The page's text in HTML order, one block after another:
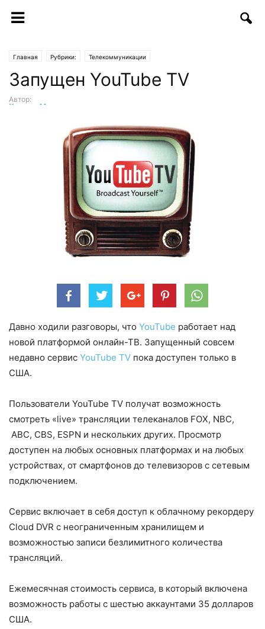
Главная Рубрики: Телекоммуникации
Запущен YouTube TV
Автор:
Хумоюн Мукимов
Давно ходили разговоры, что YouTube работает над
новой платформой онлайн-ТВ. Запущенный совсем
недавно сервис YouTube TV пока доступен только в
США.
Пользователи YouTube TV получат возможность
смотреть «live» трансляции телеканалов FOX, NBC,
ABC, CBS, ESPN и нескольких других. Просмотр
доступен на любых основных платформах и на любых
устройствах, от смартфонов до телевизоров с сетевым
подключением.
Сервис включает в себя доступ к облачному рекордеру
Cloud DVR с неограниченным хранилищем и
возможностью записи безлимитного количества
трансляций.
Ежемесячная стоимость сервиса, в который включена
возможность работы с шестью аккаунтами 35 долларов
США.